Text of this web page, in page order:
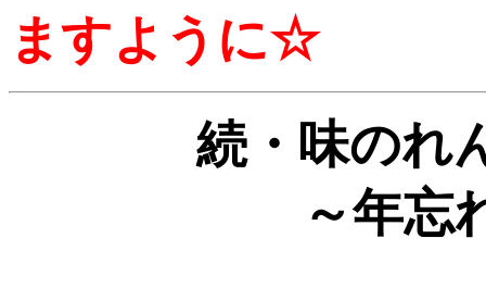
ますように☆
続・味のれ
～年忘